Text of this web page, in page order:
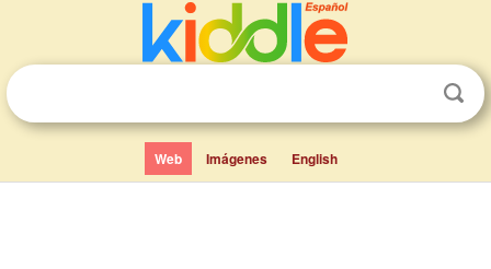
Web Imágenes English